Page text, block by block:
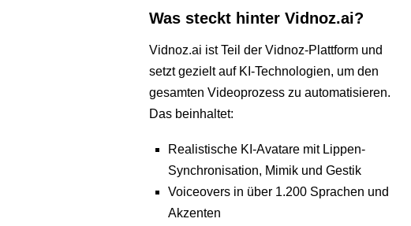
Was steckt hinter Vidnoz.ai?
Vidnoz.ai ist Teil der Vidnoz-Plattform und
setzt gezielt auf KI-Technologien, um den
gesamten Videoprozess zu automatisieren.
Das beinhaltet:
Realistische KI-Avatare mit Lippen-
Synchronisation, Mimik und Gestik
Voiceovers in über 1.200 Sprachen und
Akzenten